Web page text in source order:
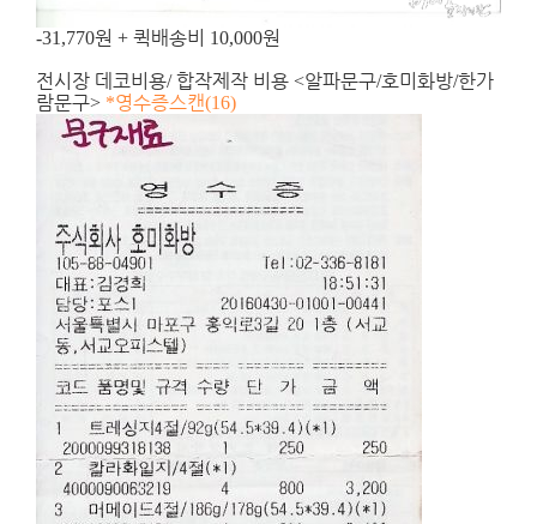
-31,770원 + 퀵배송비 10,000원
전시장 데코비용/합작제작 비용 <알파문구/호미화방/한가
람문구> *영수증스캔(16)